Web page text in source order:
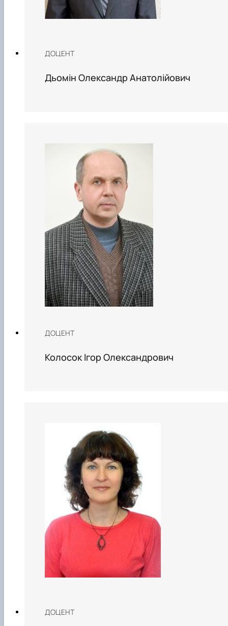
ДОЦЕНТ
Дьомін Олександр Анатолійович
ДОЦЕНТ
Колосок Ігор Олександрович
ДОЦЕНТ